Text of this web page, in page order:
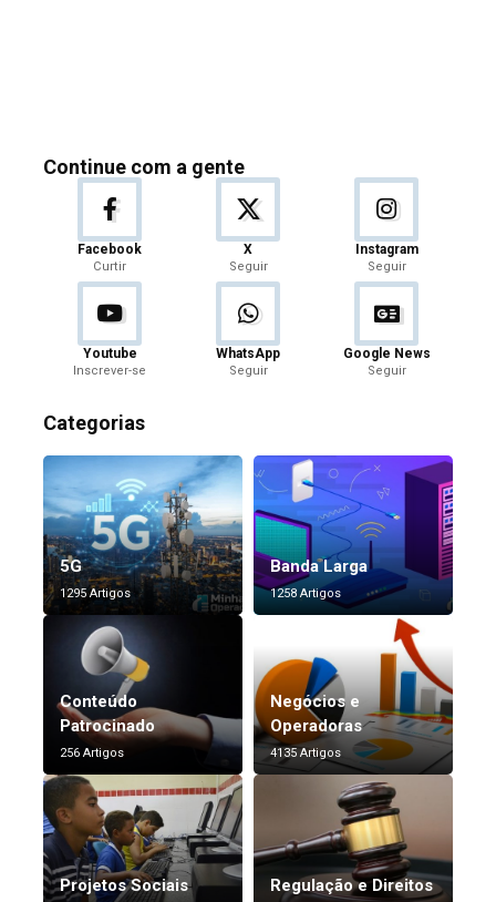
Continue com a gente
Facebook
Curtir
X
Seguir
Instagram
Seguir
Youtube
Inscrever-se
WhatsApp
Seguir
Google News
Seguir
Categorias
5G
1295 Artigos
Banda Larga
1258 Artigos
Conteúdo
Patrocinado
256 Artigos
Negócios e
Operadoras
4135 Artigos
Projetos Sociais Regulação e Direitos